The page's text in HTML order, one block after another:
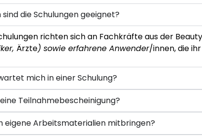
sind die Schulungen geeignet?
richten sich an Fachkräfte aus der
, Ärzte) sowie erfahrene Anwender/innen, die
mich in einer Schulung?
Teilnahmebescheinigung?
eigene Arbeitsmaterialien mitbringen?